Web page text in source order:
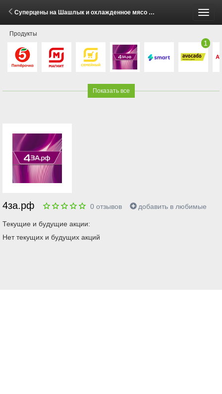
меню
Суперцены на Шашлык и охлажденное мясо в 4за.рф (8 - 15 Мая 2026)
Продукты
1
Показать все
4за.рф 0 отзывов добавить в любимые
Текущие и будущие акции:
Нет текущих и будущих акций